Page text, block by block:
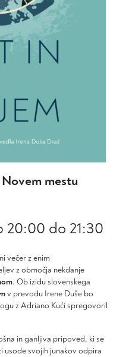
mestu
20:00 do 21:30
večer z enim
z območja nekdanje
om. Ob izidu slovenskega
v prevodu Irene Duše bo
z Adriano Kući spregovoril
in ganljiva pripoved, ki se
usode svojih junakov odpira